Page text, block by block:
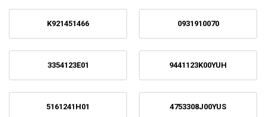
K921451466 0931910070
3354123E01 9441123K00YUH
5161241H01 4753308J00YUS